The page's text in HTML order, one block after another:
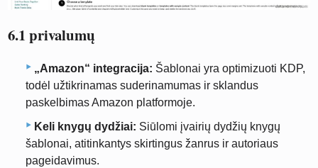
6.1 privalumų
„Amazon“ integracija: Šablonai yra optimizuoti KDP,
todėl užtikrinamas suderinamumas ir sklandus
paskelbimas Amazon platformoje.
Keli knygų dydžiai: Siūlomi įvairių dydžių knygų
šablonai, atitinkantys skirtingus žanrus ir autoriaus
pageidavimus.